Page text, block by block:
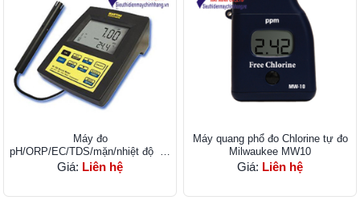
Máy đo
pH/ORP/EC/TDS/mặn/nhiệt độ để
bàn Milwaukee Mi180
Giá: Liên hệ
Máy quang phổ đo Chlorine tự đo
Milwaukee MW10
Giá: Liên hệ